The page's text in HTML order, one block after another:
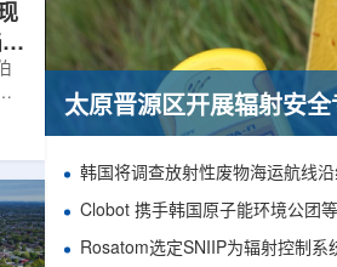
太原晋源区开展辐射安
韩国将调查放射性废物海运航线